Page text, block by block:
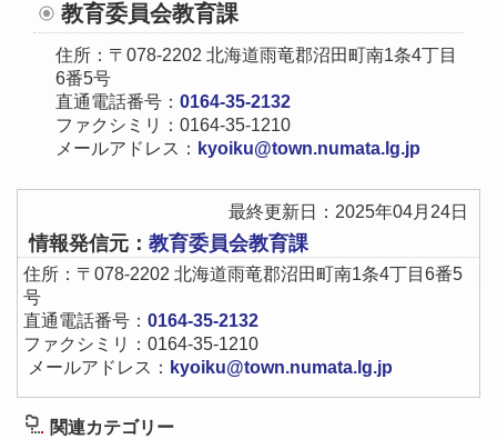
教育委員会教育課
住所：〒078-2202 北海道雨竜郡沼田町南1条4丁目
6番5号
直通電話番号： 0164-35-2132
ファクシミリ：0164-35-1210
メールアドレス： kyoiku@town.numata.lg.jp
最終更新日：2025年04月24日
情報発信元： 教育委員会教育課
住所：〒078-2202 北海道雨竜郡沼田町南1条4丁目6番5
号
直通電話番号： 0164-35-2132
ファクシミリ：0164-35-1210
メールアドレス： kyoiku@town.numata.lg.jp
関連カテゴリー